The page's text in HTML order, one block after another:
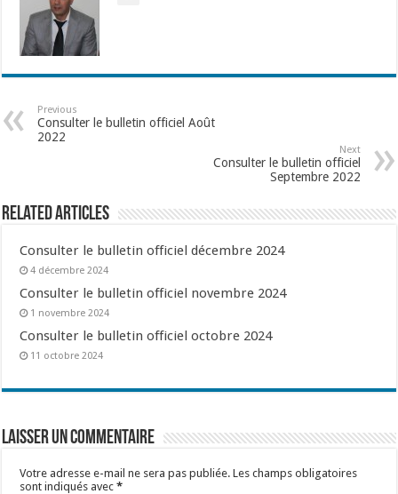
Previous
Consulter le bulletin officiel Août
2022
Next
Consulter le bulletin officiel
Septembre 2022
Related Articles
Consulter le bulletin officiel décembre 2024
4 décembre 2024
Consulter le bulletin officiel novembre 2024
1 novembre 2024
Consulter le bulletin officiel octobre 2024
11 octobre 2024
Laisser un commentaire
Votre adresse e-mail ne sera pas publiée. Les champs obligatoires
sont indiqués avec*